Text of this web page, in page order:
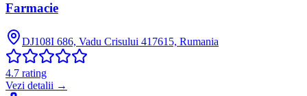
Farmacie
DJ108I 686, Vadu Crisului 417615, Rumania
4.7 rating
Vezi detalii →